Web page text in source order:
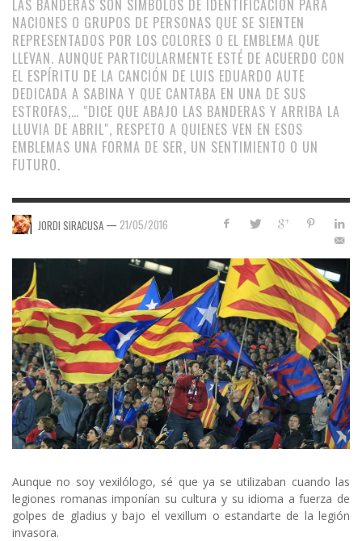
LAS BANDERAS SON SÍMBOLOS DE IDENTIFICACIÓN PARA
NACIONES O GRUPOS DE PERSONAS QUE SE SIENTEN
REPRESENTADOS POR LOS COLORES O EL EMBLEMA QUE
LLEVAN. AUNQUE PARTICULARMENTE ESTÉ DE ACUERDO CON
EL ESPÍRITU DE LA CANCIÓN DE LUIS EDUARDO AUTE
DEDICADA A SABINA Y QUE CANTABA EN UNA DE SUS
ESTROFAS,… "DICE QUE ABAJO LAS BANDERAS Y ARRIBA LA
LLUVIA DE ABRIL", RESPETO A QUIENES VEN EN ESOS
EMBLEMAS UNA FORMA DE SER, UN SENTIMIENTO O UN
FUTURO.
JORDI SIRACUSA — 21/05/2016
Aunque no soy vexilólogo, sé que ya se utilizaban cuando las
legiones romanas imponían su cultura y su idioma a fuerza de
golpes de gladius y bajo el vexillum o estandarte de la legión
invasora.